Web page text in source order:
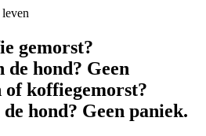
gemorst?
hond? Geen
of koffiegemorst?
de hond? Geen paniek.